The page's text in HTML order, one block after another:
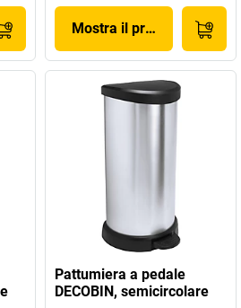
Mostra il prodotto
Pattumiera a pedale
DECOBIN, semicircolare